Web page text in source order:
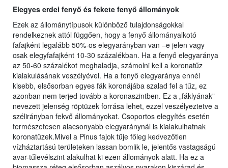
Elegyes erdei fenyő és fekete fenyő állományok
Ezek az állománytípusok különböző tulajdonságokkal
rendelkeznek attól függően, hogy a fenyő állományalkotó
fafajként legalább 50%-os elegyarányban van –e jelen vagy
csak elegyfafajként 10-30 százalékban. Ha a fenyő elegyaránya
az 50-60 százalékot meghaladja, számolni kell a koronatűz
kialakulásának veszélyével. Ha a fenyő elegyaránya ennél
kisebb, elsősorban egyes fák koronájába szalad fel a tűz, ez
azonban nem terjed tovább a koronaszintben. Ez a „fáklyának”
nevezett jelenség röptüzek forrása lehet, ezzel veszélyeztetve a
szélirányban fekvő állományokat. Csoportos elegyítés esetén
természetesen alacsonyabb elegyaránynál is kialakulhatnak
koronatüzek.Mivel a Pinus fajok tűje főleg kedvezőtlen
vízháztartású területeken lassan bomlik le, jelentős vastagságú
avar-tűlevélszint alakulhat ki ezen állományok alatt. Ha ez a